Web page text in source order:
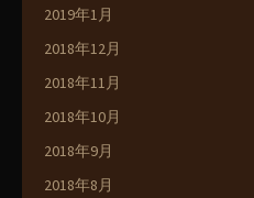
2019年1月
2018年12月
2018年11月
2018年10月
2018年9月
2018年8月